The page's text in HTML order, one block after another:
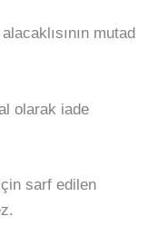
mutad
olarak iade
sarf edilen